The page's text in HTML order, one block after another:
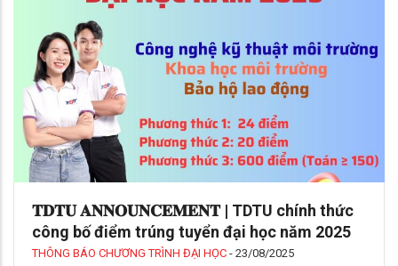
𝐓𝐃𝐓𝐔 𝐀𝐍𝐍𝐎𝐔𝐍𝐂𝐄𝐌𝐄𝐍𝐓 | TDTU chính thức
công bố điểm trúng tuyển đại học năm 2025
THÔNG BÁO CHƯƠNG TRÌNH ĐẠI HỌC - 23/08/2025